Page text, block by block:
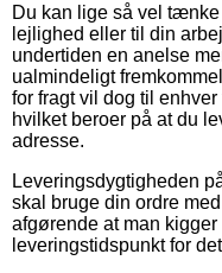
Du kan lige så vel
lejlighed eller til din
undertiden en anelse
ualmindeligt
for fragt vil dog til
hvilket beroer på at du
adresse.
Leveringsdygtigheden
skal bruge din ordre
afgørende at man
leveringstidspunkt for